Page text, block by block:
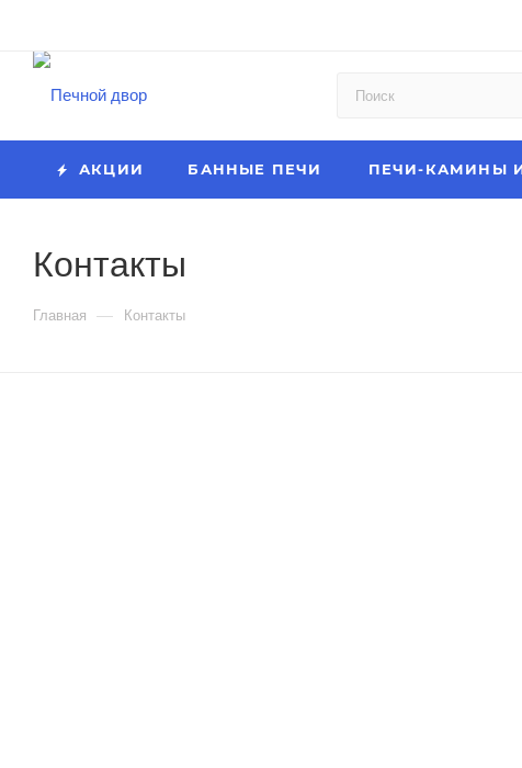
АКЦИИ БАННЫЕ ПЕЧИ ПЕЧИ-КАМИНЫ
Контакты
Главная — Контакты